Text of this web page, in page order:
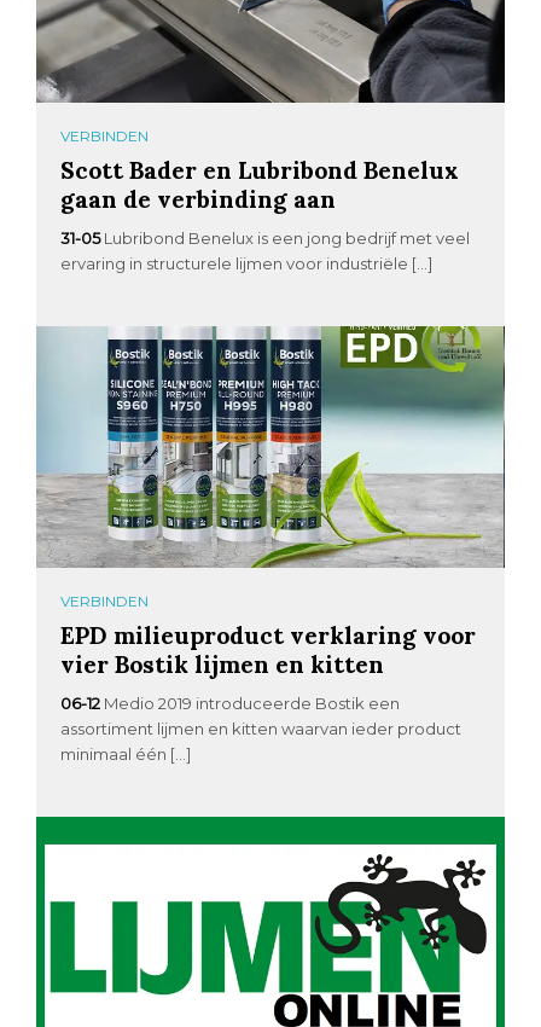
VERBINDEN
Scott Bader en Lubribond Benelux
gaan de verbinding aan
31-05 Lubribond Benelux is een jong bedrijf met veel
ervaring in structurele lijmen voor industriële […]
VERBINDEN
EPD milieuproduct verklaring voor
vier Bostik lijmen en kitten
06-12 Medio 2019 introduceerde Bostik een
assortiment lijmen en kitten waarvan ieder product
minimaal één […]